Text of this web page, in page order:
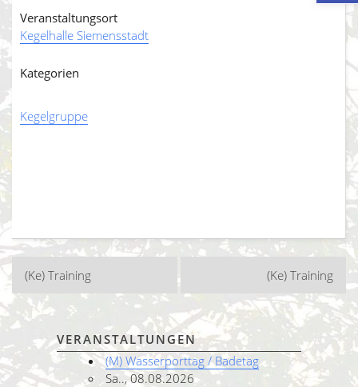
Veranstaltungsort
Kegelhalle Siemensstadt
Kategorien
Kegelgruppe
Beitragsnavigation
(Ke) Training (Ke) Training
VERANSTALTUNGEN
(M) Wasserporttag / Badetag
Sa.., 08.08.2026